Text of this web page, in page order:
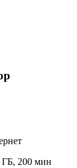
ГБ, 200 мин